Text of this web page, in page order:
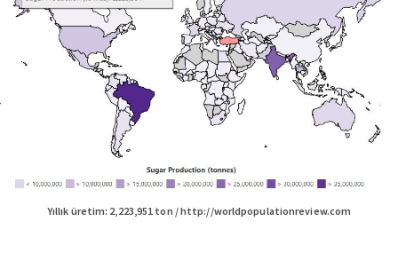
Yıllık üretim: 2,223,951 ton / http://worldpopulationreview.com